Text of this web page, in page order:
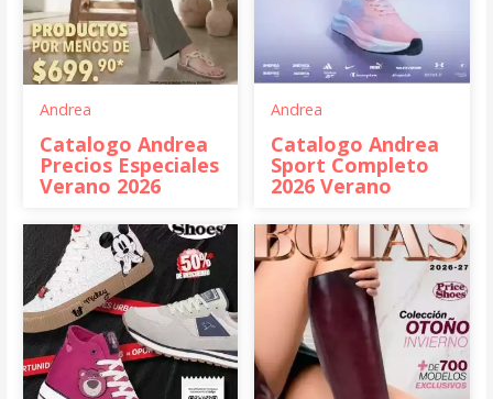
Andrea
Catalogo Andrea
Precios Especiales
Verano 2026
Andrea
Catalogo Andrea
Sport Completo
2026 Verano